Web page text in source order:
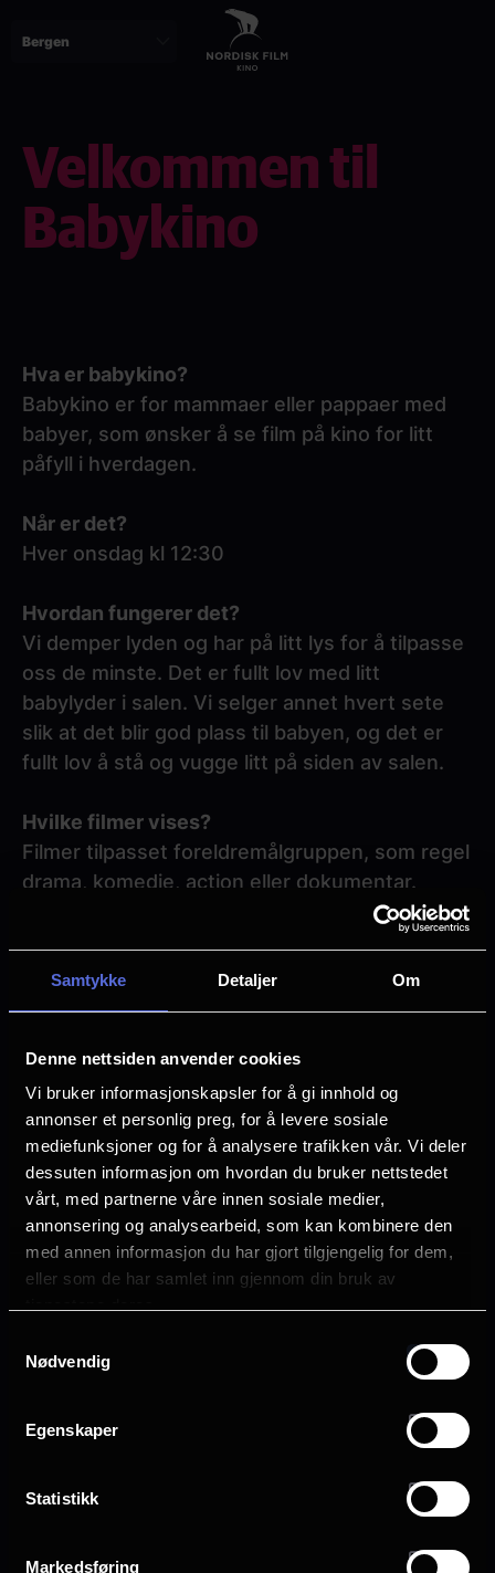
Samtykke Detaljer Om
Denne nettsiden anvender cookies
Vi bruker informasjonskapsler for å gi innhold og
annonser et personlig preg, for å levere sosiale
mediefunksjoner og for å analysere trafikken vår. Vi deler
dessuten informasjon om hvordan du bruker nettstedet
vårt, med partnerne våre innen sosiale medier,
annonsering og analysearbeid, som kan kombinere den
med annen informasjon du har gjort tilgjengelig for dem,
eller som de har samlet inn gjennom din bruk av
Nødvendig
Egenskaper
Statistikk
Markedsføring
Velkommen til
Babykino
Hva er babykino?
Babykino er for mammaer eller pappaer med
babyer, som ønsker å se film på kino for litt
påfyll i hverdagen.
Når er det?
Hver onsdag kl 12:30
Hvordan fungerer det?
Vi demper lyden og har på litt lys for å tilpasse
oss de minste. Det er fullt lov med litt
babylyder i salen. Vi selger annet hvert sete
slik at det blir god plass til babyen, og det er
fullt lov å stå og vugge litt på siden av salen.
Hvilke filmer vises?
Filmer tilpasset foreldremålgruppen, som regel
drama, komedie, action eller dokumentar.
De fleste babyene er mellom 2 og 10 mnd.
Ta heisen fra 1. til 2. etasje, så hjelper vi deg
videre derfra.
Hvor setter jeg vogna?
Det er av brannhensyn ikke lov til å ha med
vogner inn i salen. Vi har god plass til trygg
oppbevaring like utenfor salen.
etasje som salen.
Hva koster det?